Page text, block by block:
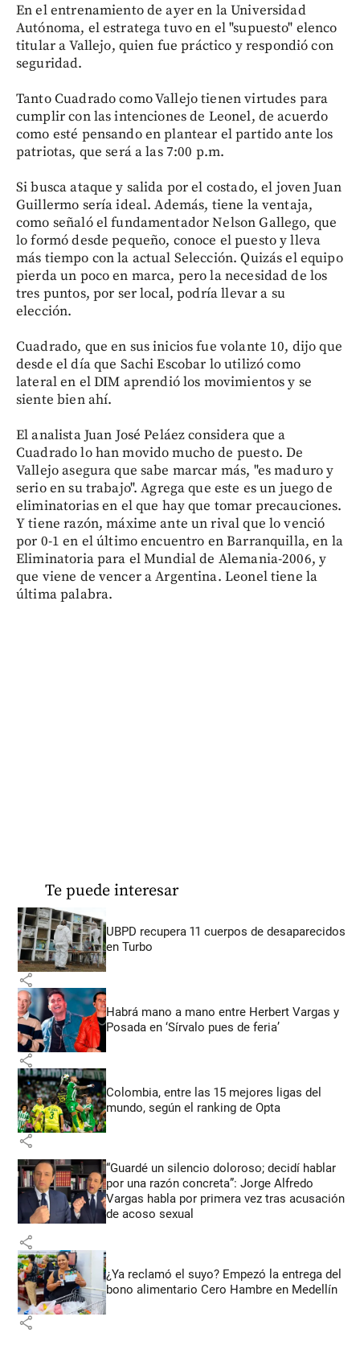
En el entrenamiento de ayer en la Universidad
Autónoma, el estratega tuvo en el "supuesto" elenco
titular a Vallejo, quien fue práctico y respondió con
seguridad.
Tanto Cuadrado como Vallejo tienen virtudes para
cumplir con las intenciones de Leonel, de acuerdo
como esté pensando en plantear el partido ante los
patriotas, que será a las 7:00 p.m.
Si busca ataque y salida por el costado, el joven Juan
Guillermo sería ideal. Además, tiene la ventaja,
como señaló el fundamentador Nelson Gallego, que
lo formó desde pequeño, conoce el puesto y lleva
más tiempo con la actual Selección. Quizás el equipo
pierda un poco en marca, pero la necesidad de los
tres puntos, por ser local, podría llevar a su
elección.
Cuadrado, que en sus inicios fue volante 10, dijo que
desde el día que Sachi Escobar lo utilizó como
lateral en el DIM aprendió los movimientos y se
siente bien ahí.
El analista Juan José Peláez considera que a
Cuadrado lo han movido mucho de puesto. De
Vallejo asegura que sabe marcar más, "es maduro y
serio en su trabajo". Agrega que este es un juego de
eliminatorias en el que hay que tomar precauciones.
Y tiene razón, máxime ante un rival que lo venció
por 0-1 en el último encuentro en Barranquilla, en la
Eliminatoria para el Mundial de Alemania-2006, y
que viene de vencer a Argentina. Leonel tiene la
última palabra.
Te puede interesar
UBPD recupera 11 cuerpos de desaparecidos
en Turbo
share
Habrá mano a mano entre Herbert Vargas y
Posada en ‘Sírvalo pues de feria’
share
Colombia, entre las 15 mejores ligas del
mundo, según el ranking de Opta
share
“Guardé un silencio doloroso; decidí hablar
por una razón concreta”: Jorge Alfredo
Vargas habla por primera vez tras acusación
de acoso sexual
share
¿Ya reclamó el suyo? Empezó la entrega del
bono alimentario Cero Hambre en Medellín
share